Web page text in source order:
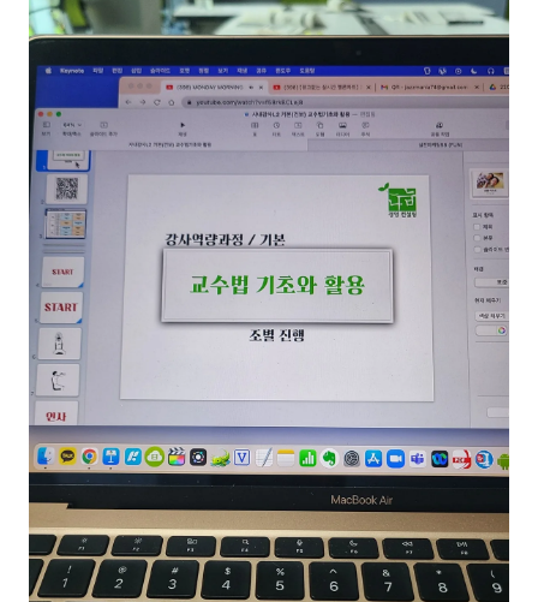
이옥겸
임아라
전승빈
정일영
조안나
조은아
진나하
최지혜
홍은표
후기
대면교육 후기